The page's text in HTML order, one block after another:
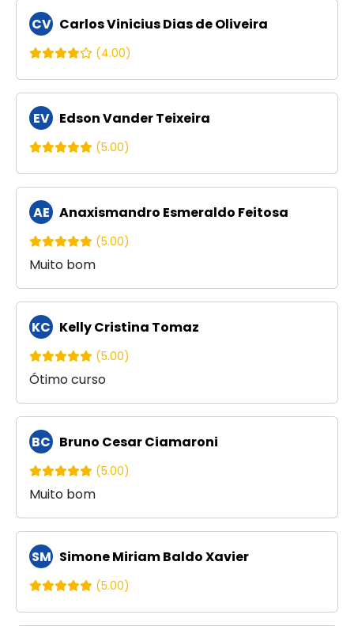
CV Carlos Vinicius Dias de Oliveira
(4.00)
EV Edson Vander Teixeira
(5.00)
AE Anaxismandro Esmeraldo Feitosa
(5.00)
Muito bom
KC Kelly Cristina Tomaz
(5.00)
Ótimo curso
BC Bruno Cesar Ciamaroni
(5.00)
Muito bom
SM Simone Miriam Baldo Xavier
(5.00)